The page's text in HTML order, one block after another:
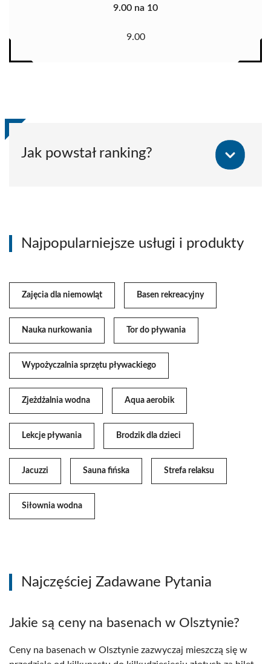
9.00 na 10
9.00
Jak powstał ranking?
Najpopularniejsze usługi i produkty
Zajęcia dla niemowląt Basen rekreacyjny
Nauka nurkowania Tor do pływania
Wypożyczalnia sprzętu pływackiego
Zjeżdżalnia wodna Aqua aerobik
Lekcje pływania Brodzik dla dzieci
Jacuzzi Sauna fińska Strefa relaksu
Siłownia wodna
Najczęściej Zadawane Pytania
Jakie są ceny na basenach w Olsztynie?
Ceny na basenach w Olsztynie zazwyczaj mieszczą się w